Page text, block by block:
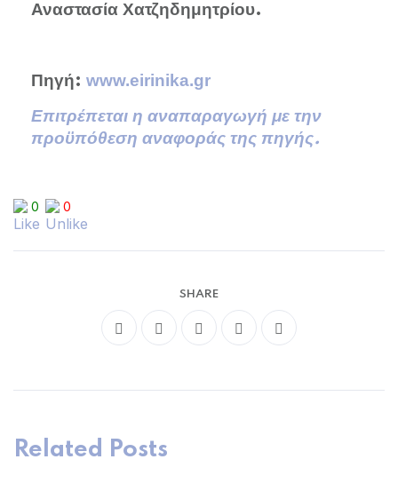
Αναστασία Χατζηδημητρίου.
Πηγή: www.eirinika.gr
Επιτρέπεται η αναπαραγωγή με την
προϋπόθεση αναφοράς της πηγής.
0 0
SHARE
Related Posts